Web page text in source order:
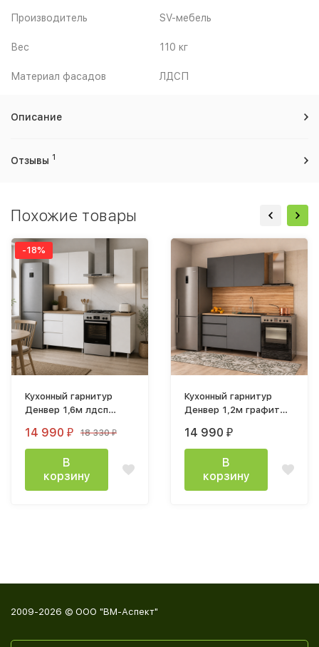
Производитель SV-мебель
Вес 110 кг
Материал фасадов ЛДСП
Описание
Отзывы 1
Похожие товары
-18%
Кухонный гарнитур
Денвер 1,6м лдсп
14 990 ₽ 18 330₽
В
корзину
Кухонный гарнитур
Денвер 1,2м графит
14 990 ₽
В
корзину
2009-2026 © ООО "ВМ-Аспект"